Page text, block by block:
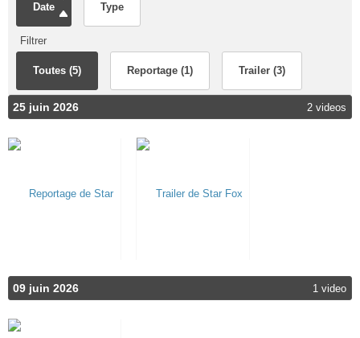
Date Type
Filtrer
Toutes (5) Reportage (1) Trailer (3)
25 juin 2026 2 videos
09 juin 2026 1 video